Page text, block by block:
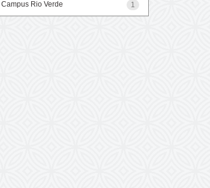
1
Campus Rio Verde